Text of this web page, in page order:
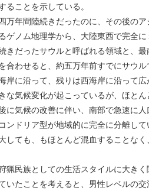
ることを示している。
間陸続きだったのに、その後のア
ノム地理学から、大陸東西で完全に
きだったサウルと呼ばれる領域と、
合わせると、約五万年前すでにサウ
岸に沿って、残りは西海岸に沿って
候変化が起こっているが、ほとん
に気候の改善に伴い、南部で急速に
リア型が地域的に完全に分離して
しても、もほとんど混血することな
族としての生活スタイルに大きく
いたことを考えると、男性レベルの